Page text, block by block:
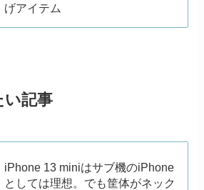
げアイテム
い記事
iPhone 13 miniはサブ機のiPhone
としては理想。でも筐体がネック